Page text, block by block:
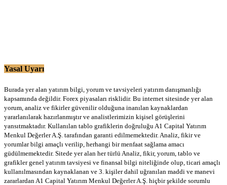
Yasal Uyarı
Burada yer alan yatırım bilgi, yorum ve tavsiyeleri yatırım danışmanlığı
kapsamında değildir. Forex piyasaları risklidir. Bu internet sitesinde yer alan
yorum, analiz ve fikirler güvenilir olduğuna inanılan kaynaklardan
yararlanılarak hazırlanmıştır ve analistlerimizin kişisel görüşlerini
yansıtmaktadır. Kullanılan tablo grafiklerin doğruluğu A1 Capital Yatırım
Menkul Değerler A.Ş. tarafından garanti edilmemektedir. Analiz, fikir ve
yorumlar bilgi amaçlı verilip, herhangi bir menfaat sağlama amacı
güdülmemektedir. Sitede yer alan her türlü Analiz, fikir, yorum, tablo ve
grafikler genel yatırım tavsiyesi ve finansal bilgi niteliğinde olup, ticari amaçlı
kullanılmasından kaynaklanan ve 3. kişiler dahil uğranılan maddi ve manevi
zararlardan A1 Capital Yatırım Menkul Değerler A.Ş. hiçbir şekilde sorumlu